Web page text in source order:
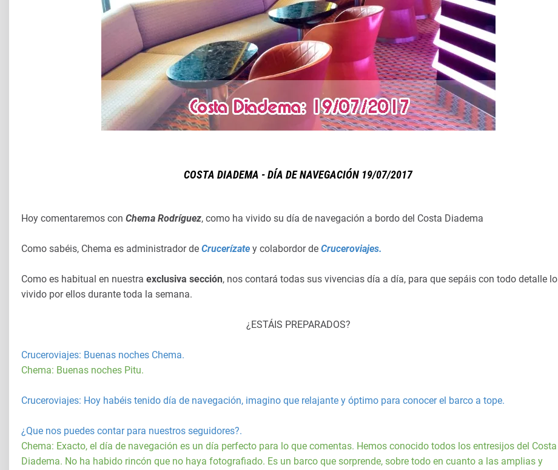
COSTA DIADEMA - DÍA DE NAVEGACIÓN 19/07/2017
Hoy comentaremos con Chema Rodríguez, como ha vivido su día de navegación a bordo del Costa Diadema
Como sabéis, Chema es administrador de Crucerízate y colabordor de Cruceroviajes.
Como es habitual en nuestra exclusiva sección, nos contará todas sus vivencias día a día, para que sepáis con todo detalle lo
vivido por ellos durante toda la semana.
¿ESTÁIS PREPARADOS?
Cruceroviajes: Buenas noches Chema.
Chema: Buenas noches Pitu.
Cruceroviajes: Hoy habéis tenido día de navegación, imagino que relajante y óptimo para conocer el barco a tope.
¿Que nos puedes contar para nuestros seguidores?.
Chema: Exacto, el día de navegación es un día perfecto para lo que comentas. Hemos conocido todos los entresijos del Costa
Diadema. No ha habido rincón que no haya fotografiado. Es un barco que sorprende, sobre todo en cuanto a las amplias y